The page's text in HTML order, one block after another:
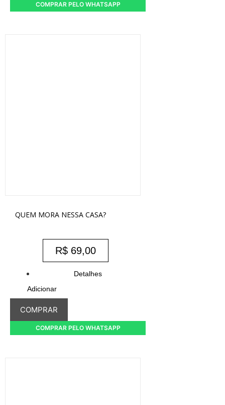
COMPRAR PELO WHATSAPP
QUEM MORA NESSA CASA?
R$69,00
Detalhes
Adicionar
COMPRAR
COMPRAR PELO WHATSAPP